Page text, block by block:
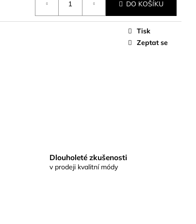
DO KOŠÍKU
Tisk
Zeptat se
Dlouholeté zkušenosti
v prodeji kvalitní módy